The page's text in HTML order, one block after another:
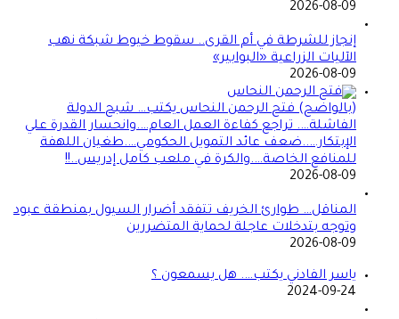
2026-08-09
إنجاز للشرطة في أم القرى.. سقوط خيوط شبكة نهب
الآليات الزراعية «البوابير»
2026-08-09
(بالواضح) فتح الرحمن النحاس يكتب… شبح الدولة
الفاشلة…. تراجع كفاءة العمل العام….وانحسار القدرة علي
الإبتكار…..ضعف عائد التمويل الحكومي….طغيان اللهفة
للمنافع الخاصة….والكرة في ملعب كامل إدريس..!!
2026-08-09
المناقل… طوارئ الخريف تتفقد أضرار السيول بمنطقة عبود
وتوجه بتدخلات عاجلة لحماية المتضررين
2026-08-09
ياسر الفادني يكتب…. هل يسمعون ؟
2024-09-24